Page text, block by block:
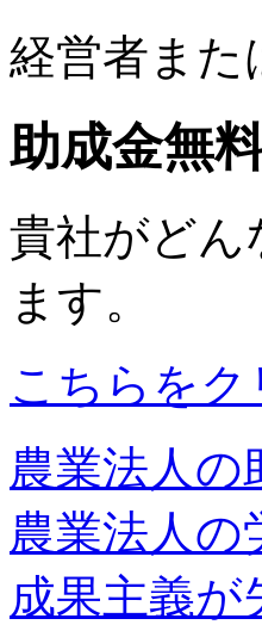
経営者また
助成金無
貴社がどん
ます。
こちらをク
農業法人の
農業法人の
成果主義が